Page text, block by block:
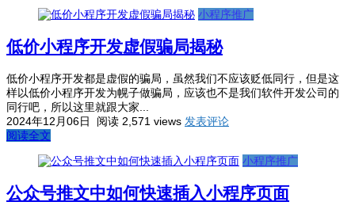
小程序推广
低价小程序开发虚假骗局揭秘
低价小程序开发都是虚假的骗局，虽然我们不应该贬低同行，但是这
样以低价小程序开发为幌子做骗局，应该也不是我们软件开发公司的
同行吧，所以这里就跟大家...
2024年12月06日
阅读 2,571 views 发表评论
阅读全文
小程序推广
公众号推文中如何快速插入小程序页面